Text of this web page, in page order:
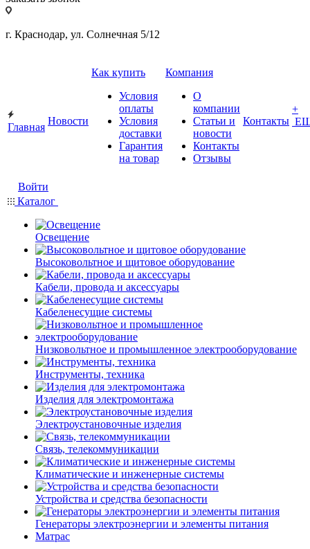
г. Краснодар, ул. Солнечная 5/12
Главная
Новости
Как купить
Условия
оплаты
Условия
доставки
Гарантия
на товар
Компания
О
компании
Статьи и
новости
Контакты
Отзывы
Контакты
+
Войти
Каталог
Освещение
Высоковольтное и щитовое оборудование
Кабели, провода и аксессуары
Кабеленесущие системы
Низковольтное и промышленное электрооборудование
Инструменты, техника
Изделия для электромонтажа
Электроустановочные изделия
Связь, телекоммуникации
Климатические и инженерные системы
Устройства и средства безопасности
Генераторы электроэнергии и элементы питания
Матрас